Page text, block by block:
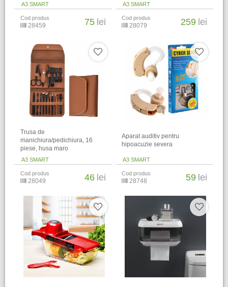
A3 SMART
Cod produs
28459 75 lei
A3 SMART
Cod produs
28079 259 lei
Trusa de
manichiura/pedichiura, 16
piese, husa maro
A3 SMART
Cod produs
28049 46 lei
Aparat auditiv pentru
hipoacuzie severa
A3 SMART
Cod produs
28748 59 lei